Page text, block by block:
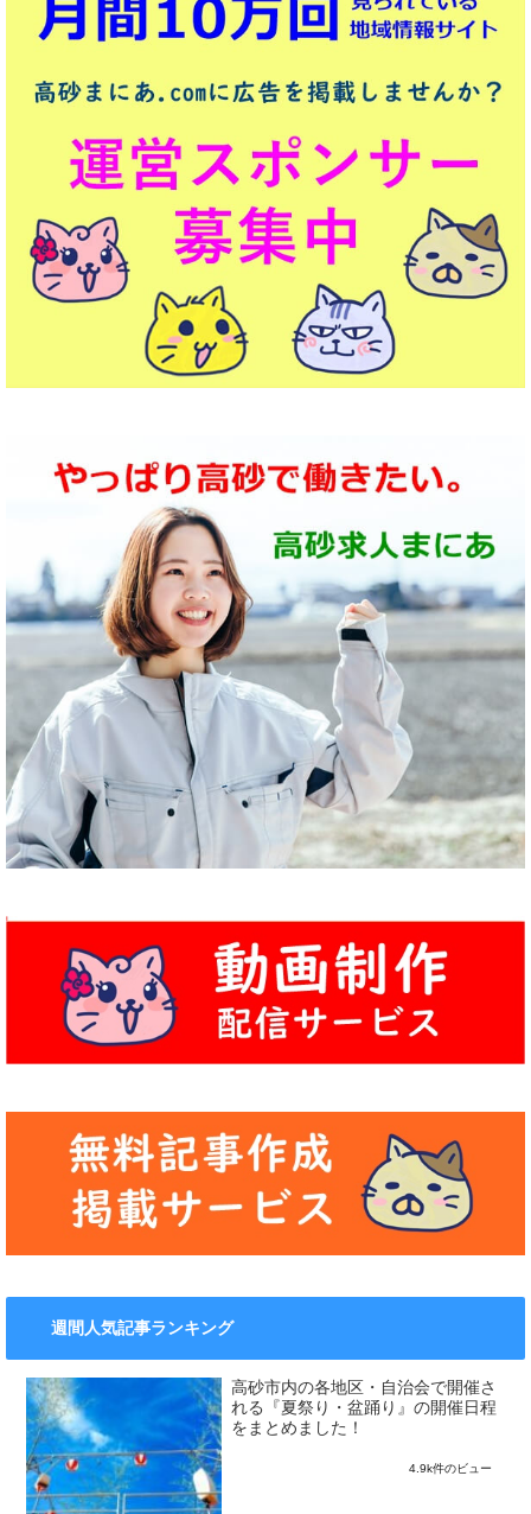
週間人気記事ランキング
高砂市内の各地区・自治会で開催さ
れる『夏祭り・盆踊り』の開催日程
をまとめました！
4.9k件のビュー